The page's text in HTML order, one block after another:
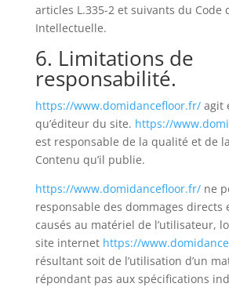
articles L.335-2 et suivants du Code
Intellectuelle.
6. Limitations de
responsabilité.
https://www.domidancefloor.fr/agit
qu’éditeur du site. https://
est responsable de la qualité et de
Contenu qu’il publie.
https://www.domidancefloor.fr/ne
responsable des dommages directs
causés au matériel de l’utilisateur,
site internet https://
résultant soit de l’utilisation d’un
répondant pas aux spécifications